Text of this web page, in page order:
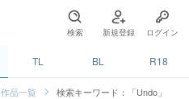
検索 新規登録 ログイン
TL BL R18
作品一覧 検索キーワード：「Undo」